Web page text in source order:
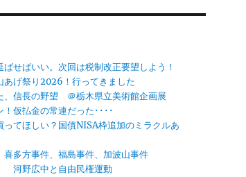
ばせばいい。次回は税制改正要望しよう！
あげ祭り2026！行ってきました
、信長の野望 ＠栃木県立美術館企画展
！仮払金の常連だった････
ってほしい？国債NISA枠追加のミラクルあ
喜多方事件、福島事件、加波山事件
河野広中と自由民権運動